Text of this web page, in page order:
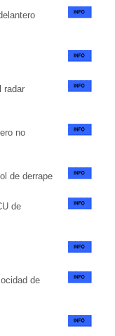
radar
no
de derrape
de
de